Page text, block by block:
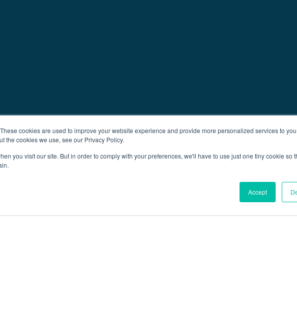
cookies are used to improve your website experience and provide more personalized services to
the cookies we use, see our Privacy Policy.
you visit our site. But in order to comply with your preferences, we'll have to use just one tiny cookie so
Accept